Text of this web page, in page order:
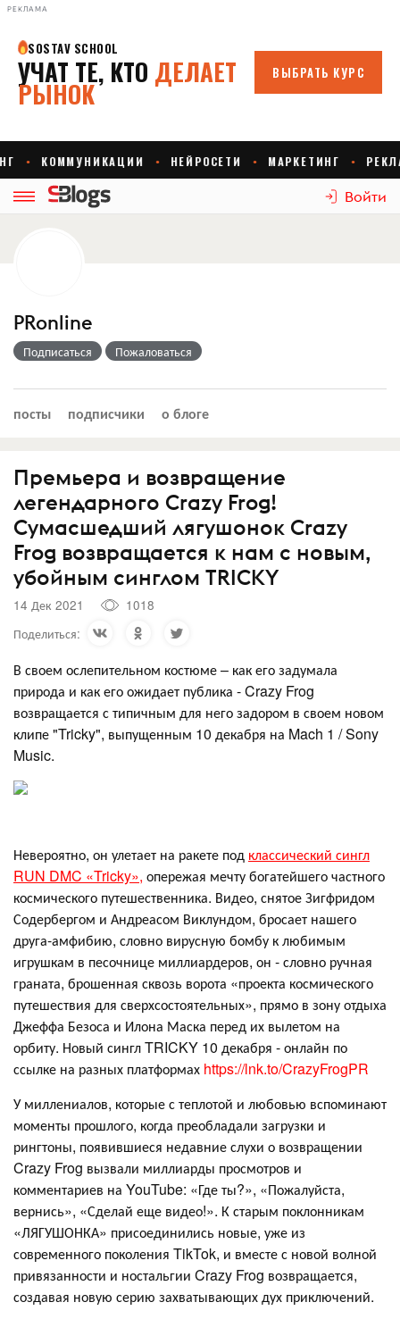
РЕКЛАМА
Войти
PRonline
Подписаться Пожаловаться
посты подписчики о блоге
Премьера и возвращение
легендарного Crazy Frog!
Cумасшедший лягушонок Crazy
Frog возвращается к нам с новым,
убойным синглом TRICKY
14 Дек 2021
1018
Поделиться:
В своем ослепительном костюме – как его задумала
природа и как его ожидает публика - Crazy Frog
возвращается с типичным для него задором в своем новом
клипе "Tricky", выпущенным 10 декабря на Mach 1 / Sony
Music.
Невероятно, он улетает на ракете под классический сингл
RUN DMC «Tricky», опережая мечту богатейшего частного
космического путешественника. Видео, снятое Зигфридом
Содербергом и Андреасом Виклундом, бросает нашего
друга-амфибию, словно вирусную бомбу к любимым
игрушкам в песочнице миллиардеров, он - словно ручная
граната, брошенная сквозь ворота «проекта космического
путешествия для сверхсостоятельных», прямо в зону отдыха
Джеффа Безоса и Илона Маска перед их вылетом на
орбиту. Новый сингл TRICKY 10 декабря - онлайн по
ссылке на разных платформах https://lnk.to/CrazyFrogPR
У миллениалов, которые с теплотой и любовью вспоминают
моменты прошлого, когда преобладали загрузки и
рингтоны, появившиеся недавние слухи о возвращении
Crazy Frog вызвали миллиарды просмотров и
комментариев на YouTube: «Где ты?», «Пожалуйста,
вернись», «Сделай еще видео!». К старым поклонникам
«ЛЯГУШОНКА» присоединились новые, уже из
современного поколения TikTok, и вместе с новой волной
привязанности и ностальгии Crazy Frog возвращается,
создавая новую серию захватывающих дух приключений.